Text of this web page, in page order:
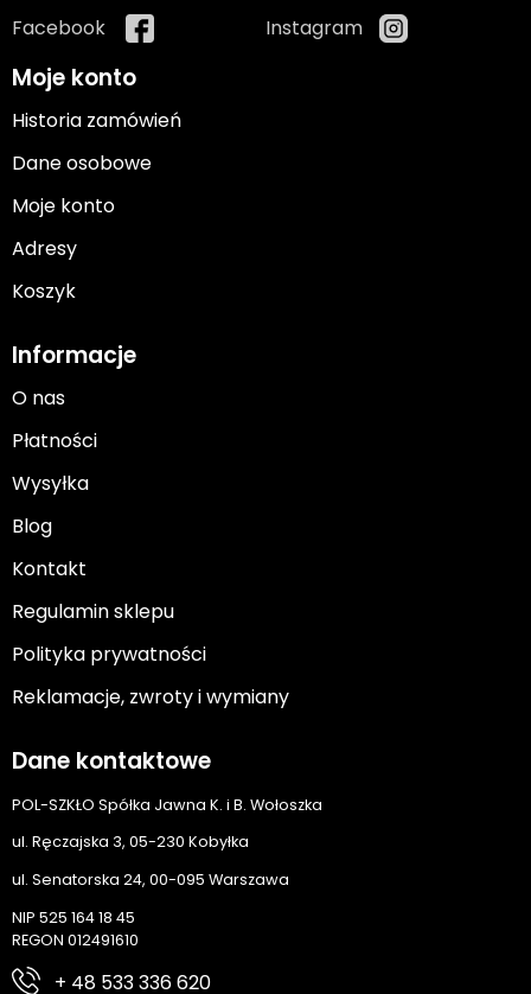
Facebook Instagram
Moje konto
Historia zamówień
Dane osobowe
Moje konto
Adresy
Koszyk
Informacje
O nas
Płatności
Wysyłka
Blog
Kontakt
Regulamin sklepu
Polityka prywatności
Reklamacje, zwroty i wymiany
Dane kontaktowe
POL-SZKŁO Spółka Jawna K. i B. Wołoszka
ul. Ręczajska 3, 05-230 Kobyłka
ul. Senatorska 24, 00-095 Warszawa
NIP 525 164 18 45
REGON 012491610
+ 48 533 336 620